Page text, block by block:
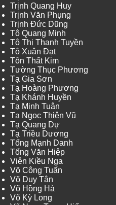
Trịnh Quang Huy
Trịnh Văn Phụng
Trịnh Đức Dũng
Tô Quang Minh
Tô Thị Thanh Tuyền
Tô Xuân Đạt
Tôn Thất Kim
Tường Thục Phương
Tạ Gia Sơn
Tạ Hoàng Phương
Tạ Khánh Huyền
Tạ Minh Tuân
Tạ Ngọc Thiên Vũ
Tạ Quang Dự
Tạ Triều Dương
Tống Mạnh Danh
Tống Văn Hiệp
Viên Kiều Nga
Võ Công Tuấn
Võ Duy Tân
Võ Hồng Hà
Võ Kỳ Long